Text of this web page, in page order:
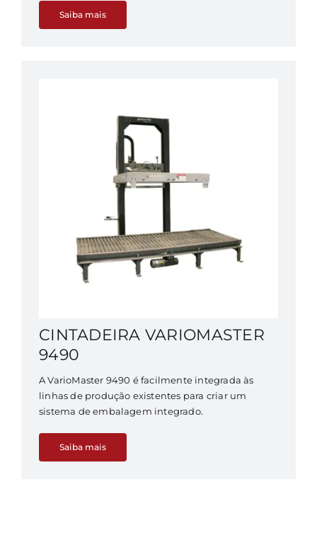
Saiba mais
CINTADEIRA VARIOMASTER
9490
A VarioMaster 9490 é facilmente integrada às
linhas de produção existentes para criar um
sistema de embalagem integrado.
Saiba mais